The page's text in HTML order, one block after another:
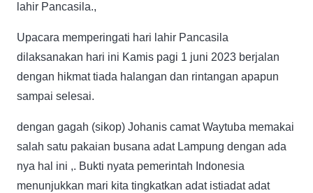
lahir Pancasila.,
Upacara memperingati hari lahir Pancasila
dilaksanakan hari ini Kamis pagi 1 juni 2023 berjalan
dengan hikmat tiada halangan dan rintangan apapun
sampai selesai.
dengan gagah (sikop) Johanis camat Waytuba memakai
salah satu pakaian busana adat Lampung dengan ada
nya hal ini ,. Bukti nyata pemerintah Indonesia
menunjukkan mari kita tingkatkan adat istiadat adat